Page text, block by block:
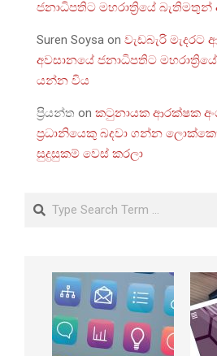
ජනාධිපතිට මහරාත්‍රියේ
Suren Soysa on වැඩබැරි
අවසානයේ ජනාධිපතිට
යන්න විය
ප්‍රියන්ත on කටුනායක ආරක්ෂක
ප්‍රධානියෙකු බදවා ගන්න
සුදුසුකම් වෙස් කරලා
Search